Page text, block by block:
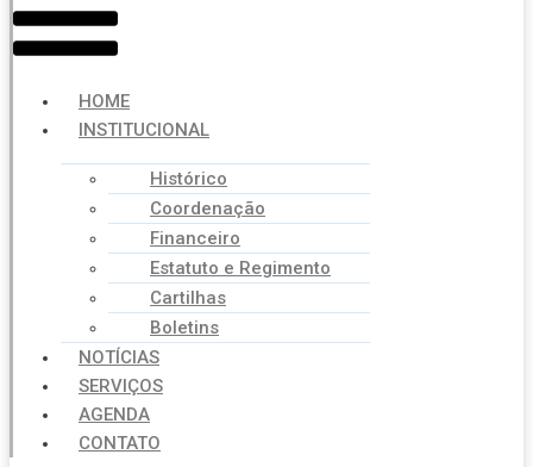
HOME
INSTITUCIONAL
Histórico
Coordenação
Financeiro
Estatuto e Regimento
Cartilhas
Boletins
NOTÍCIAS
SERVIÇOS
AGENDA
CONTATO